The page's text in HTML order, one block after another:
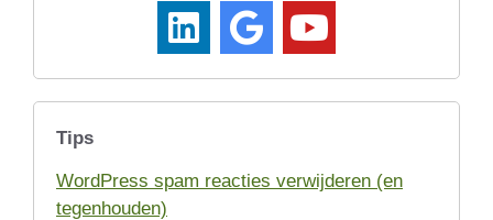
Tips
WordPress spam reacties verwijderen (en
tegenhouden)